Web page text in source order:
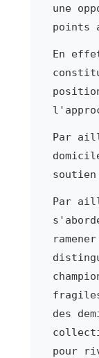
une
points
En
Par
Par
des
pour